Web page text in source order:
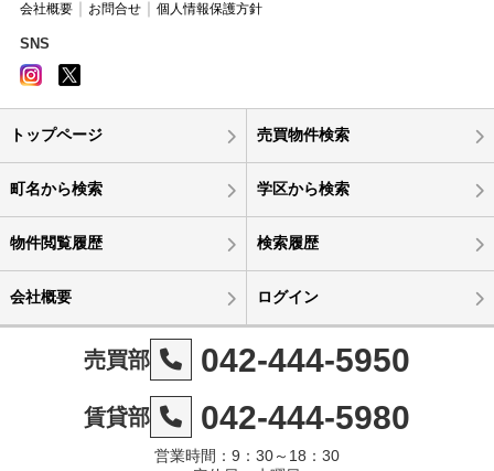
会社概要
お問合せ 個人情報保護方針
SNS
トップページ 売買物件検索
町名から検索 学区から検索
物件閲覧履歴 検索履歴
会社概要 ログイン
売買部 042-444-5950
賃貸部 042-444-5980
営業時間：9：30～18：30